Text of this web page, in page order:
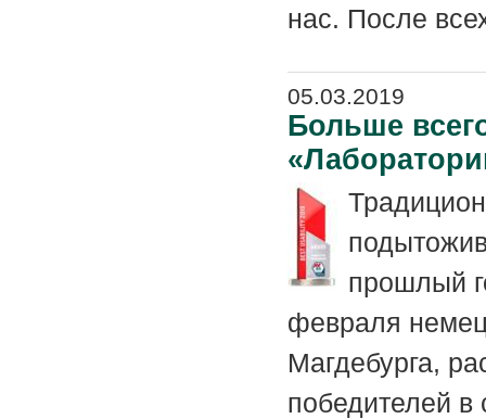
нас. После
05.03.2019
Больше
прошлый
февраля
Магдебурга,
победителей